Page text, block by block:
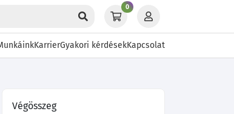
0
KarrierGyakori kérdésekKapcsolat
Végösszeg